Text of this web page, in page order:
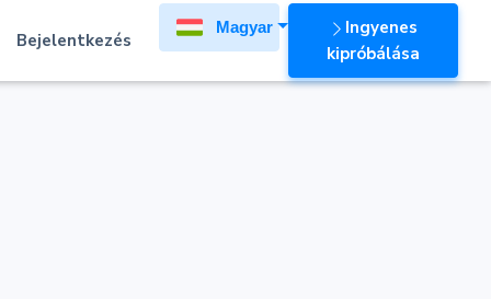
Bejelentkezés
Magyar
Ingyenes
kipróbálása